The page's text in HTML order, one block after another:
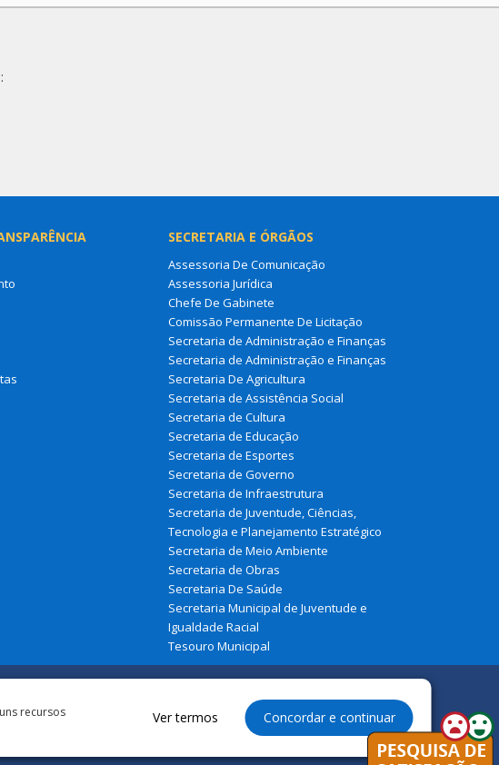
SECRETARIA E ÓRGÃOS
Assessoria De Comunicação
Assessoria Jurídica
Chefe De Gabinete
Comissão Permanente De Licitação
Secretaria de Administração e Finanças
Secretaria de Administração e Finanças
Secretaria De Agricultura
Secretaria de Assistência Social
Secretaria de Cultura
Secretaria de Educação
Secretaria de Esportes
Secretaria de Governo
Secretaria de Infraestrutura
Secretaria de Juventude, Ciências,
Tecnologia e Planejamento Estratégico
Secretaria de Meio Ambiente
Secretaria de Obras
Secretaria De Saúde
Secretaria Municipal de Juventude e
Igualdade Racial
Tesouro Municipal
os direitos reservados à Prefeitura Municipal de Cajari
recursos Ver termos Concordar e continuar